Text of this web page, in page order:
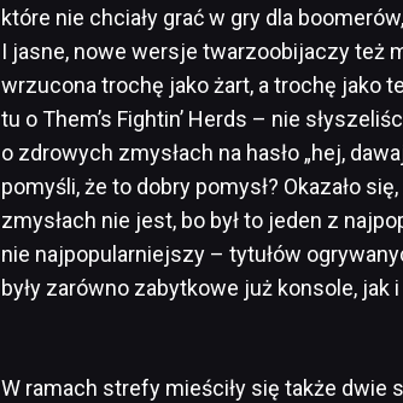
które nie chciały grać w gry dla
I jasne, nowe wersje twarzoobijaczy też
wrzucona trochę jako żart, a trochę jako
tu o Them’s Fightin’ Herds – nie
o zdrowych zmysłach na hasło „hej,
pomyśli, że to dobry pomysł? Okazało
zmysłach nie jest, bo był to jeden z
nie najpopularniejszy – tytułów
były zarówno zabytkowe już konsole,
W ramach strefy mieściły się także dwie